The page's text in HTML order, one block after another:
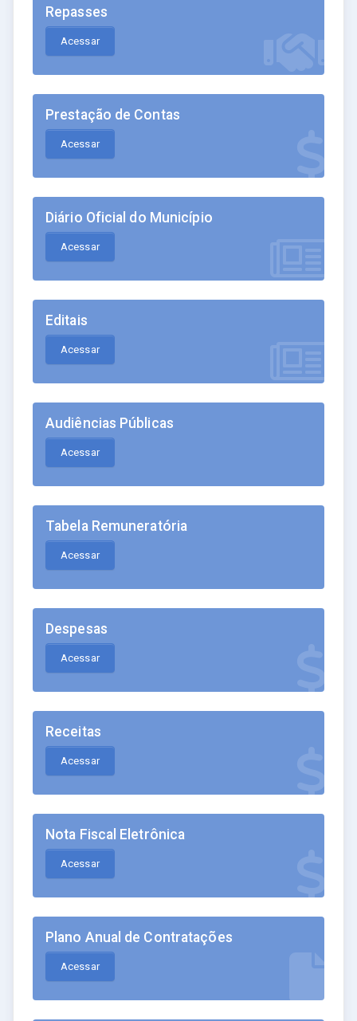
Repasses
Acessar
Prestação de Contas
Acessar
Diário Oficial do Município
Acessar
Editais
Acessar
Audiências Públicas
Acessar
Tabela Remuneratória
Acessar
Despesas
Acessar
Receitas
Acessar
Nota Fiscal Eletrônica
Acessar
Plano Anual de Contratações
Acessar